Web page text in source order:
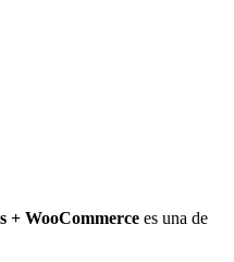
+ WooCommerce es una de